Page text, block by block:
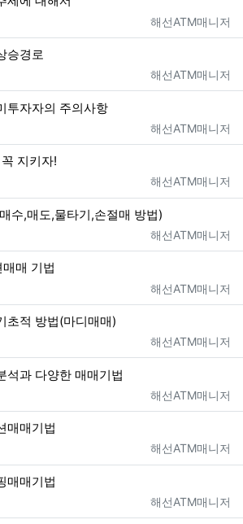
등록자
해선ATM매니저
승경로
등록자
해선ATM매니저
투자자의 주의사항
등록자
해선ATM매니저
지키자!
등록자
해선ATM매니저
수,매도,물타기,손절매 방법)
등록자
해선ATM매니저
매 기법
등록자
해선ATM매니저
초적 방법(마디매매)
등록자
해선ATM매니저
석과 다양한 매매기법
등록자
해선ATM매니저
매매기법
등록자
해선ATM매니저
매매기법
등록자
해선ATM매니저